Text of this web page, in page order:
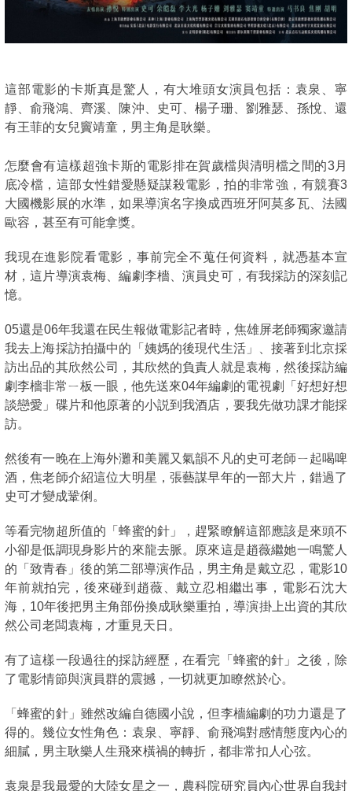
這部電影的卡斯真是驚人，有大堆頭女演員包括：袁泉、寧
靜、俞飛鴻、齊溪、陳沖、史可、楊子珊、劉雅瑟、孫悅、還
有王菲的女兒竇靖童，男主角是耿樂。
怎麼會有這樣超強卡斯的電影排在賀歲檔與清明檔之間的3月
底冷檔，這部女性錯愛懸疑謀殺電影，拍的非常強，有競賽3
大國機影展的水準，如果導演名字換成西班牙阿莫多瓦、法國
歐容，甚至有可能拿獎。
我現在進影院看電影，事前完全不蒐任何資料，就憑基本宣
材，這片導演袁梅、編劇李檣、演員史可，有我採訪的深刻記
憶。
05還是06年我還在民生報做電影記者時，焦雄屏老師獨家邀請
我去上海採訪拍攝中的「姨媽的後現代生活」、接著到北京採
訪出品的其欣然公司，其欣然的負責人就是袁梅，然後採訪編
劇李檣非常ㄧ板一眼，他先送來04年編劇的電視劇「好想好想
談戀愛」碟片和他原著的小説到我酒店，要我先做功課才能採
訪。
然後有一晚在上海外灘和美麗又氣韻不凡的史可老師ㄧ起喝啤
酒，焦老師介紹這位大明星，張藝謀早年的一部大片，錯過了
史可才變成鞏俐。
等看完物超所值的「蜂蜜的針」，趕緊瞭解這部應該是來頭不
小卻是低調現身影片的來龍去脈。原來這是趙薇繼她一鳴驚人
的「致青春」後的第二部導演作品，男主角是戴立忍，電影10
年前就拍完，後來碰到趙薇、戴立忍相繼出事，電影石沈大
海，10年後把男主角部份換成耿樂重拍，導演掛上出資的其欣
然公司老闆袁梅，才重見天日。
有了這樣一段過往的採訪經歷，在看完「蜂蜜的針」之後，除
了電影情節與演員群的震撼，一切就更加瞭然於心。
「蜂蜜的針」雖然改編自德國小說，但李檣編劇的功力還是了
得的。幾位女性角色：袁泉、寧靜、俞飛鴻對感情態度內心的
細膩，男主耿樂人生飛來橫禍的轉折，都非常扣人心弦。
袁泉是我最愛的大陸女星之一，農科院研究員內心世界自我封